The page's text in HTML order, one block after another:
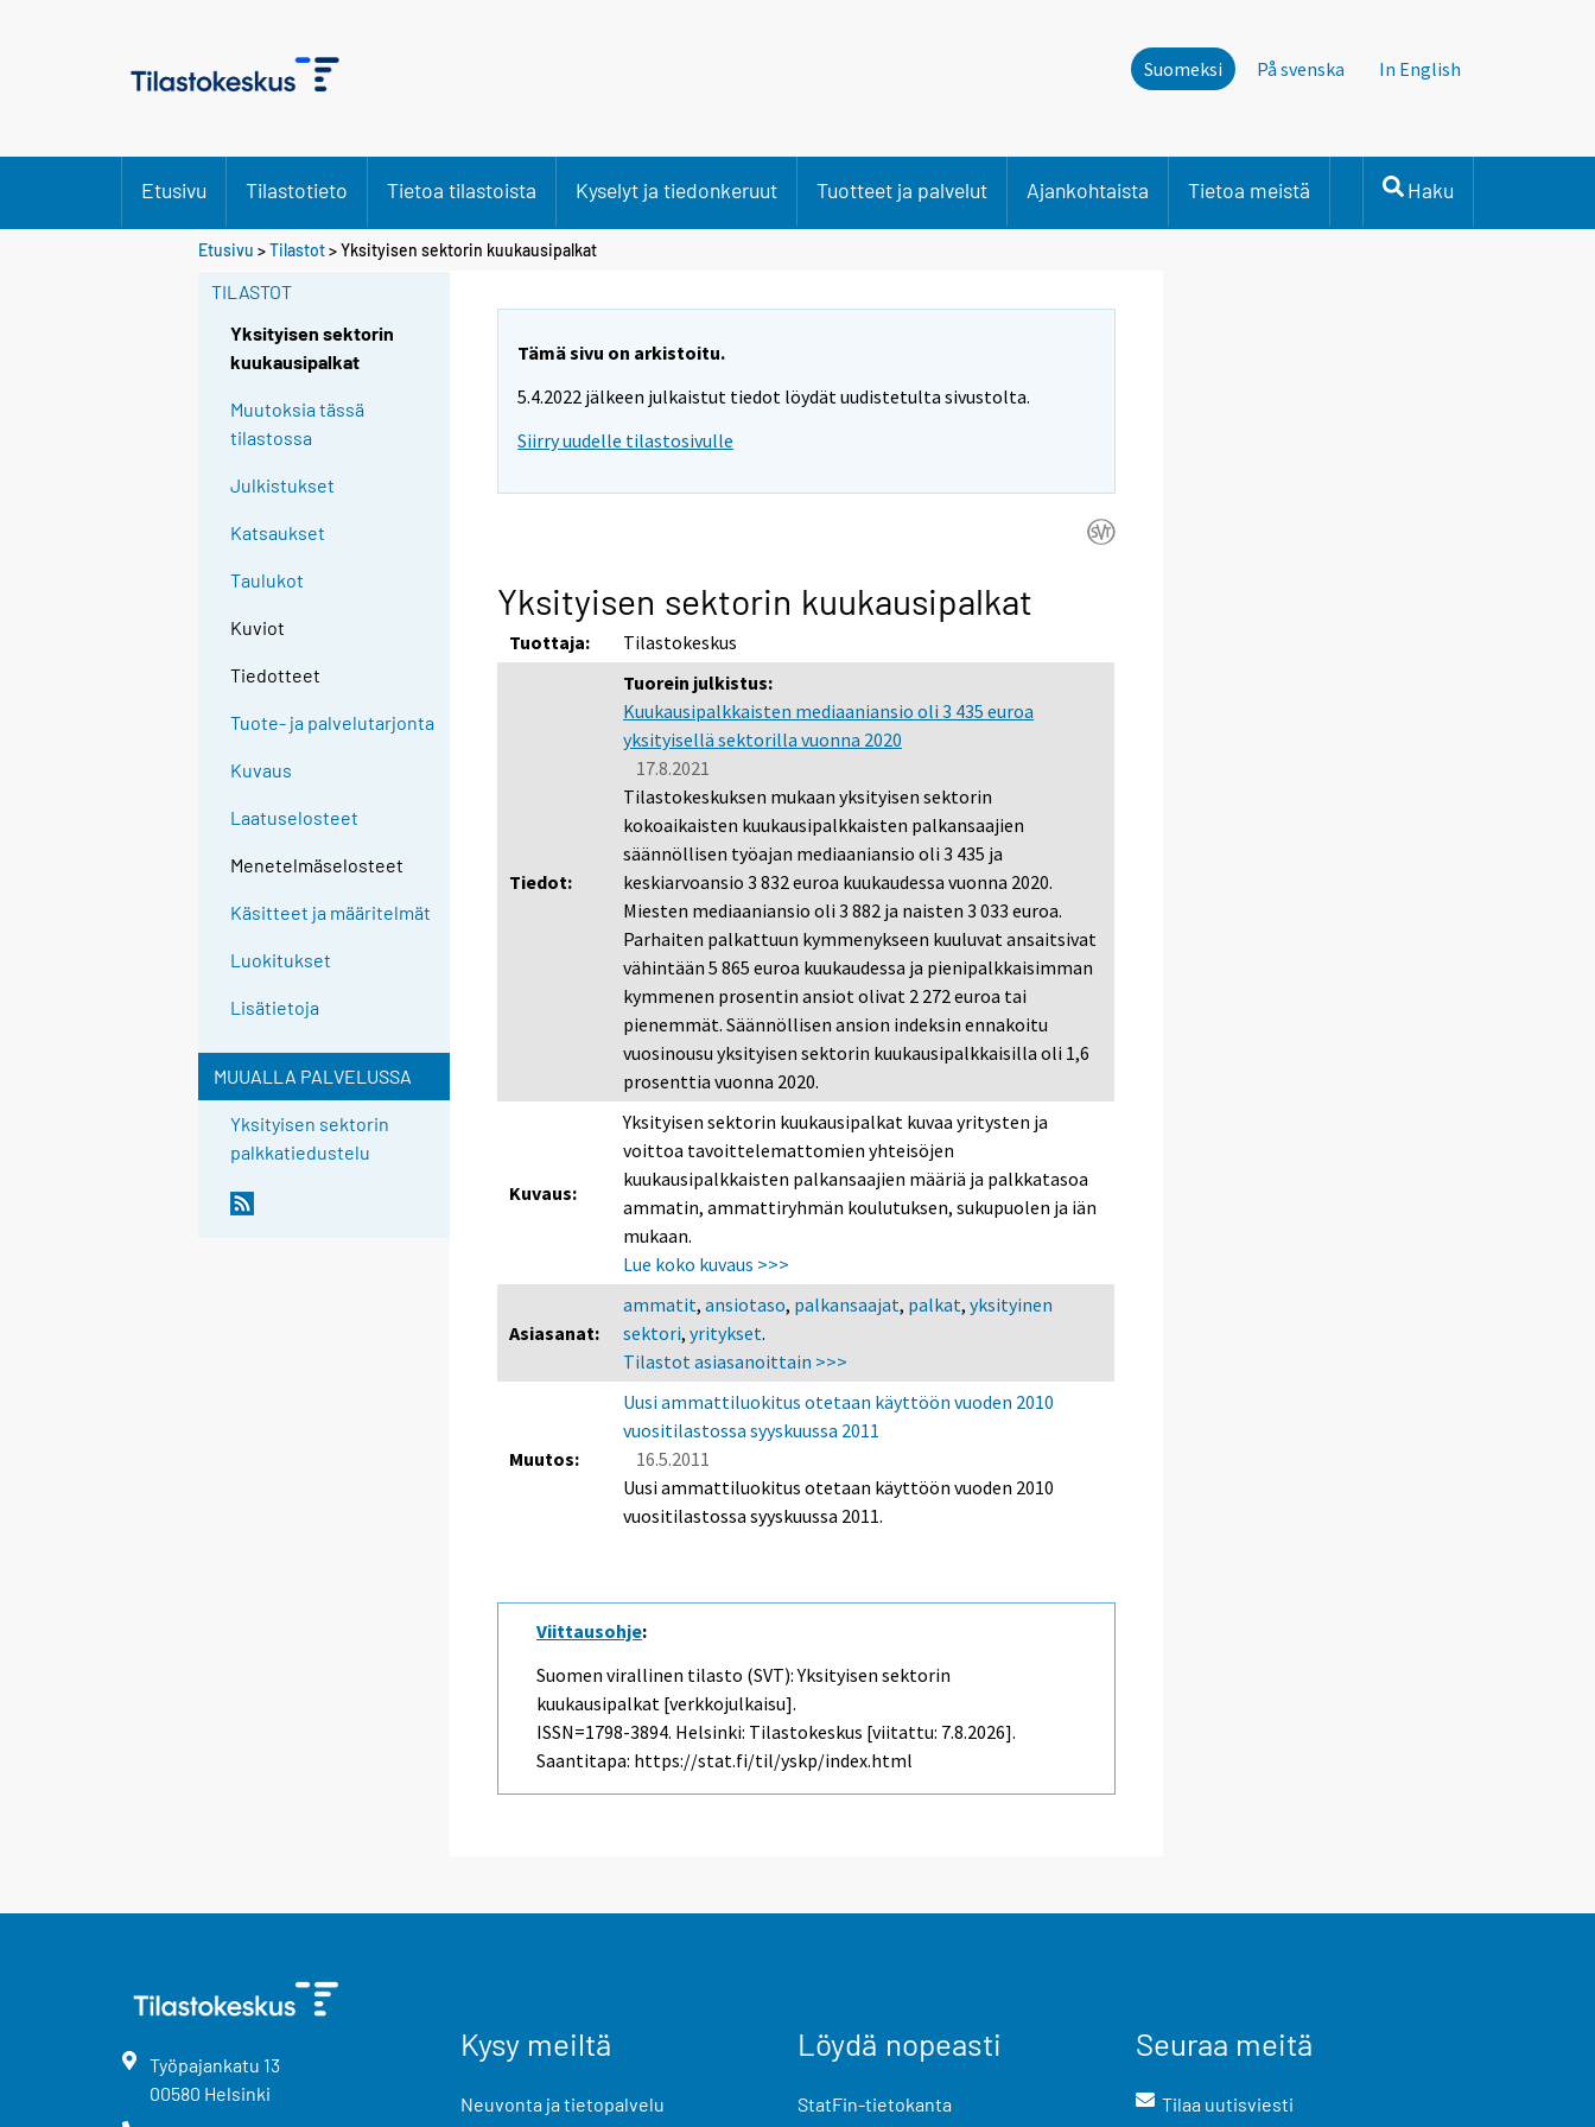
Suomeksi På svenska In English
Etusivu Tilastotieto Tietoa tilastoista Kyselyt ja tiedonkeruut Tuotteet ja palvelut Ajankohtaista Tietoa meistä Haku
Etusivu >Tilastot> Yksityisen sektorin kuukausipalkat
TILASTOT
Yksityisen sektorin
kuukausipalkat
Muutoksia tässä
tilastossa
Julkistukset
Katsaukset
Taulukot
Kuviot
Tiedotteet
Tuote- ja palvelutarjonta
Kuvaus
Laatuselosteet
Menetelmäselosteet
Käsitteet ja määritelmät
Luokitukset
Lisätietoja
MUUALLA PALVELUSSA
Yksityisen sektorin
palkkatiedustelu
Tämä sivu on arkistoitu.
5.4.2022 jälkeen julkaistut tiedot löydät uudistetulta sivustolta.
Siirry uudelle tilastosivulle
Yksityisen sektorin kuukausipalkat
Tuottaja: Tilastokeskus
Tiedot:
Tuorein julkistus:
Kuukausipalkkaisten mediaaniansio oli 3 435 euroa
yksityisellä sektorilla vuonna 2020
17.8.2021
Tilastokeskuksen mukaan yksityisen sektorin
kokoaikaisten kuukausipalkkaisten palkansaajien
säännöllisen työajan mediaaniansio oli 3 435 ja
keskiarvoansio 3 832 euroa kuukaudessa vuonna 2020.
Miesten mediaaniansio oli 3 882 ja naisten 3 033 euroa.
Parhaiten palkattuun kymmenykseen kuuluvat ansaitsivat
vähintään 5 865 euroa kuukaudessa ja pienipalkkaisimman
kymmenen prosentin ansiot olivat 2 272 euroa tai
pienemmät. Säännöllisen ansion indeksin ennakoitu
vuosinousu yksityisen sektorin kuukausipalkkaisilla oli 1,6
prosenttia vuonna 2020.
Kuvaus:
Yksityisen sektorin kuukausipalkat kuvaa yritysten ja
voittoa tavoittelemattomien yhteisöjen
kuukausipalkkaisten palkansaajien määriä ja palkkatasoa
ammatin, ammattiryhmän koulutuksen, sukupuolen ja iän
mukaan.
Lue koko kuvaus >>>
Asiasanat:
ammatit,ansiotaso, palkansaajat, palkat,yksityinen
sektori,yritykset.
Tilastot asiasanoittain >>>
Muutos:
Uusi ammattiluokitus otetaan käyttöön vuoden 2010
vuositilastossa syyskuussa 2011
16.5.2011
Uusi ammattiluokitus otetaan käyttöön vuoden 2010
vuositilastossa syyskuussa 2011.
Viittausohje:
Suomen virallinen tilasto (SVT): Yksityisen sektorin
kuukausipalkat [verkkojulkaisu].
ISSN=1798-3894. Helsinki: Tilastokeskus [viitattu: 7.8.2026].
Saantitapa: https://stat.fi/til/yskp/index.html
Työpajankatu 13
00580 Helsinki
Kysy meiltä
Neuvonta ja tietopalvelu
Löydä nopeasti
StatFin-tietokanta
Seuraa meitä
Tilaa uutisviesti